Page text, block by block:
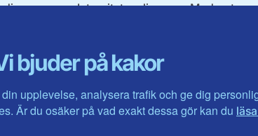
bjuder på kakor
upplevelse, analysera trafik och ge dig
Är du osäker på vad exakt dessa gör kan du
dig
Integritetspolicy
Intranätet
Moderata
Jarl
Stiftelsen